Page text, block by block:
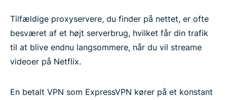
Proxy: En mindre praktisk måde at se Netflix på
Hvad er forskellen mellem en proxy og en VPN?
Tilfældige proxyservere, du finder på nettet, er ofte
besværet af et højt serverbrug, hvilket får din trafik
til at blive endnu langsommere, når du vil streame
videoer på Netflix.
En betalt VPN som ExpressVPN kører på et konstant